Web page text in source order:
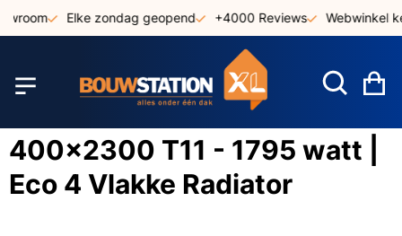
naar
Elke zondag geopend +4000 Reviews Webwinkel
400x2300 T11 - 1795 watt |
Eco 4 Vlakke Radiator